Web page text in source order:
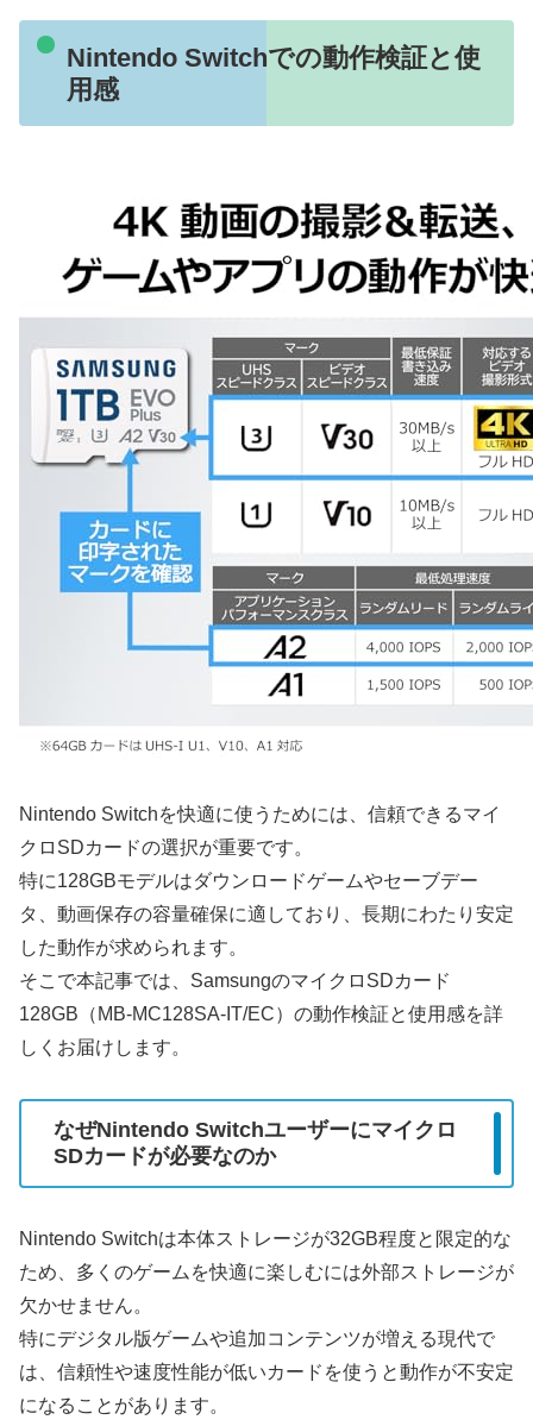
Nintendo Switchでの動作検証と使
用感
Nintendo Switchを快適に使うためには、信頼できるマイ
クロSDカードの選択が重要です。
特に128GBモデルはダウンロードゲームやセーブデー
タ、動画保存の容量確保に適しており、長期にわたり安定
した動作が求められます。
そこで本記事では、SamsungのマイクロSDカード
128GB（MB-MC128SA-IT/EC）の動作検証と使用感を詳
しくお届けします。
なぜNintendo Switchユーザーにマイクロ
SDカードが必要なのか
Nintendo Switchは本体ストレージが32GB程度と限定的な
ため、多くのゲームを快適に楽しむには外部ストレージが
欠かせません。
特にデジタル版ゲームや追加コンテンツが増える現代で
は、信頼性や速度性能が低いカードを使うと動作が不安定
になることがあります。